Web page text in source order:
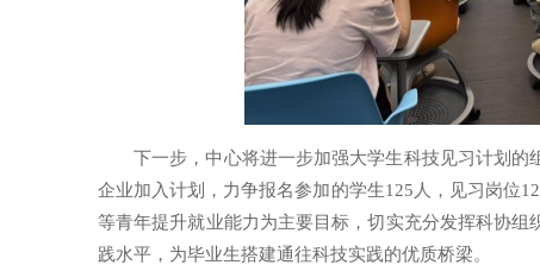
下一步，中心将进一步加强大学生科技见习计划
企业加入计划，力争报名参加的学生125人，见习岗位
等青年提升就业能力为主要目标，切实充分发挥科协
践水平，为毕业生搭建通往科技实践的优质桥梁。